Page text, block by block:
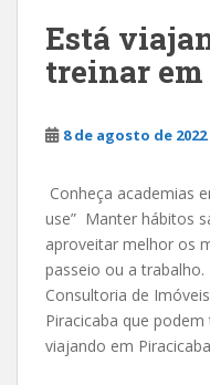
Está
treinar em
8 de agosto de 2022
Conheça academias
use” Manter hábitos
aproveitar melhor os
passeio ou a
Consultoria de
Piracicaba que
viajando em